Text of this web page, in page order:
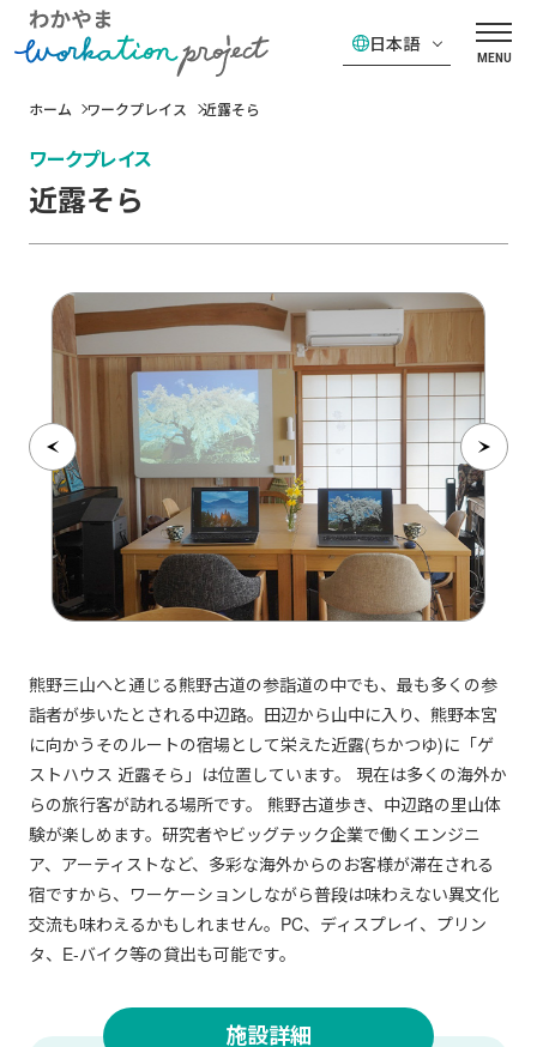
日本語
MENU
ホーム ワークプレイス 近露そら
ワークプレイス
近露そら
熊野三山へと通じる熊野古道の参詣道の中でも、最も多くの参
詣者が歩いたとされる中辺路。田辺から山中に入り、熊野本宮
に向かうそのルートの宿場として栄えた近露(ちかつゆ)に「ゲ
ストハウス 近露そら」は位置しています。 現在は多くの海外か
らの旅行客が訪れる場所です。 熊野古道歩き、中辺路の里山体
験が楽しめます。研究者やビッグテック企業で働くエンジニ
ア、アーティストなど、多彩な海外からのお客様が滞在される
宿ですから、ワーケーションしながら普段は味わえない異文化
交流も味わえるかもしれません。PC、ディスプレイ、プリン
タ、E-バイク等の貸出も可能です。
施設詳細